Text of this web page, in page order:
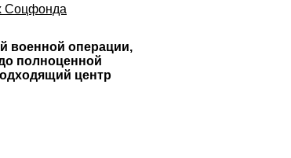
Соцфонда
военной операции,
полноценной
центр